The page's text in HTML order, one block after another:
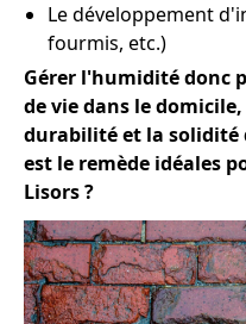
Le développement
fourmis, etc.)
Gérer l'humidité donc
de vie dans le
durabilité et la solidité
est le remède idéales
Lisors ?